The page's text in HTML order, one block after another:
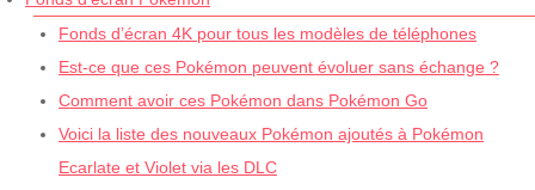
Fonds d’écran 4K pour tous les modèles de téléphones
Est-ce que ces Pokémon peuvent évoluer sans échange ?
Comment avoir ces Pokémon dans Pokémon Go
Voici la liste des nouveaux Pokémon ajoutés à Pokémon
Ecarlate et Violet via les DLC